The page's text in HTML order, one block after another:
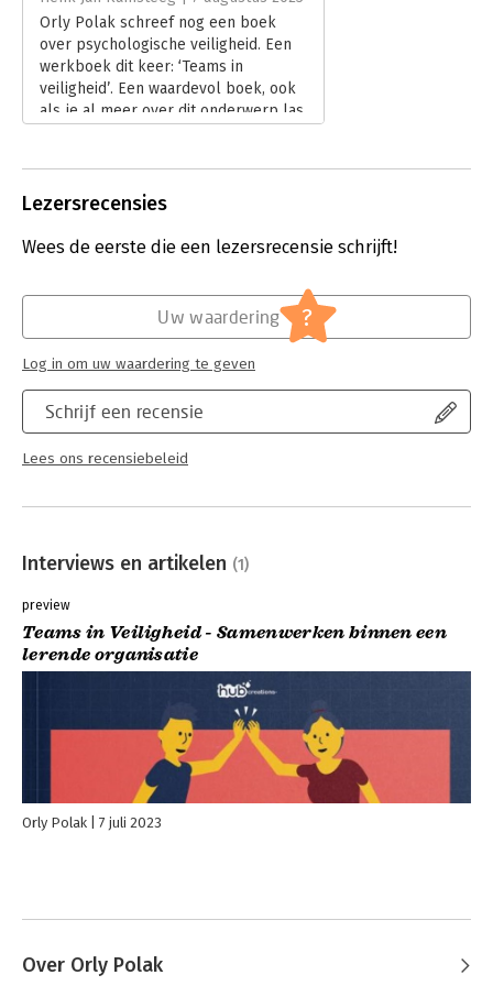
Orly Polak schreef nog een boek
over psychologische veiligheid. Een
werkboek dit keer: ‘Teams in
veiligheid’. Een waardevol boek, ook
als je al meer over dit onderwerp las.
Lezersrecensies
Wees de eerste die een lezersrecensie schrijft!
Schrijf een recensie
Lees ons recensiebeleid
Uw waardering ?
Log in om uw waardering te geven
Interviews en artikelen (1)
preview
Teams in Veiligheid - Samenwerken binnen een
lerende organisatie
Orly Polak 7 juli 2023
Over Orly Polak